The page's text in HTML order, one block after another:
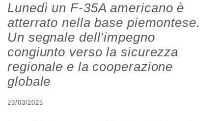
Lunedì un F-35A americano è
atterrato nella base piemontese.
Un segnale dell’impegno
congiunto verso la sicurezza
regionale e la cooperazione
globale
29/03/2025